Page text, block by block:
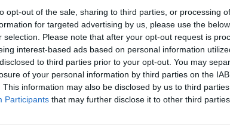
opt-out of the sale, sharing to third parties, or processing
for targeted advertising by us, please use the
selection. Please note that after your opt-out request is
interest-based ads based on personal information
to third parties prior to your opt-out. You may
of your personal information by third parties on the
This information may also be disclosed by us to third
Participants that may further disclose it to other third parties.
Πνευματικό Κέντρο, ημέρα Σάββατο, με
σε όλους να συνομιλήσουν με διακεκριμένους